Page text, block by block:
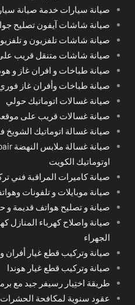
صيانة سيارات خدمة صيانة
صيانة شاشات آيفون تصليح
صيانة شاشات تلفزيون و
صيانة شاشات متنقل قريب
صيانة طباخات و افران غاز و
صيانة طباخات وأفران غاز فوري
صيانة غسالات اتوماتيك حولي
صيانة غسالات قريب على
صيانة غسالة اتوماتيك الشويخ
اوتوماتيك الكويت
صيانة كاميرات المراقبة فني
صيانة موبايلات و تلفونات
صيانة و تصليح هواتف قديمة و
صيانة واصلاح كهرباء المنازل
الجهراء
صيانة وتركيب قطع غيار أفران
صيانة وتركيب قطع غيار هوندا
طريقة اختِيار رسيفر جيد مع
عقود سنوية لمكافحة الحشرات